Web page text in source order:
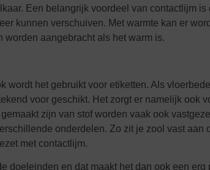
Een belangrijk voordeel van contactlijm is
kunnen verschuiven. Met warmte kan er
worden aangebracht als het warm is.
wordt het gebruikt voor etiketten. Als
voor geschikt. Het zorgt er namelijk ook
zijn van stof worden vaak ook
onderdelen. Zo zit je zool vast aan
met contactlijm.
doeleinden en dat maakt het dan ook een erg